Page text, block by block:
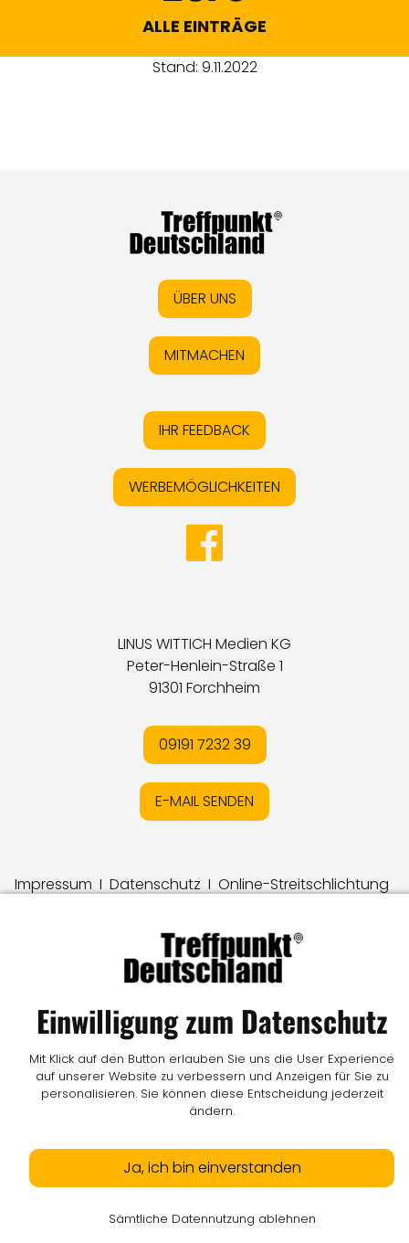
ALLE EINTRÄGE
Stand: 9.11.2022
ÜBER UNS
MITMACHEN
IHR FEEDBACK
WERBEMÖGLICHKEITEN
LINUS WITTICH Medien KG
Peter-Henlein-Straße 1
91301 Forchheim
09191 7232 39
E-MAIL SENDEN
Impressum I Datenschutz I Online-Streitschlichtung
© LW Medien GmbH
Einwilligung zum Datenschutz
Mit Klick auf den Button erlauben Sie uns die User Experience
auf unserer Website zu verbessern und Anzeigen für Sie zu
personalisieren. Sie können diese Entscheidung jederzeit
ändern.
Ja, ich bin einverstanden
Sämtliche Datennutzung ablehnen